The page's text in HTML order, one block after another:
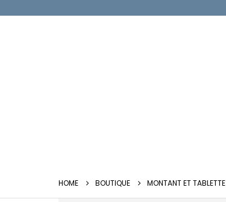
HOME BOUTIQUE MONTANT ET TABLETTE